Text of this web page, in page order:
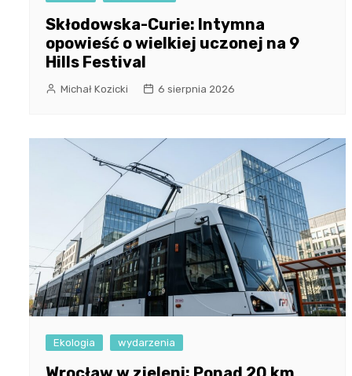
Skłodowska-Curie: Intymna
opowieść o wielkiej uczonej na 9
Hills Festival
Michał Kozicki 6 sierpnia 2026
Ekologia wydarzenia